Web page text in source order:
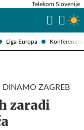
Liga Europa
Telekom Slovenije
DINAMO ZAGREB
zaradi